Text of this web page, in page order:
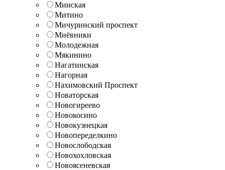
Минская
Митино
Мичуринский проспект
Мнёвники
Молодежная
Мякинино
Нагатинская
Нагорная
Нахимовский Проспект
Новаторская
Новогиреево
Новокосино
Новокузнецкая
Новопеределкино
Новослободская
Новохохловская
Новоясеневская